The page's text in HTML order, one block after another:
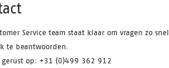
Service team staat klaar om vragen zo snel
te beantwoorden.
gerust op: +31 (0)499 362 912